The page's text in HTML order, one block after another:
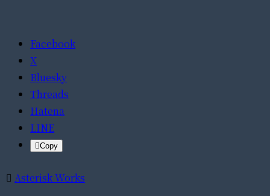
Facebook
X
Bluesky
Threads
Hatena
LINE
Copy
Asterisk Works